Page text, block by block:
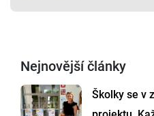
Nejnovější články
Školky se v